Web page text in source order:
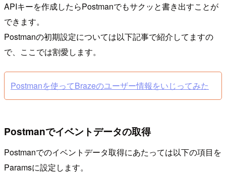
APIキーを作成したらPostmanでもサクッと書き出すことが
できます。
Postmanの初期設定については以下記事で紹介してますの
で、ここでは割愛します。
Postmanを使ってBrazeのユーザー情報をいじってみた
Postmanでイベントデータの取得
Postmanでのイベントデータ取得にあたっては以下の項目を
Paramsに設定します。